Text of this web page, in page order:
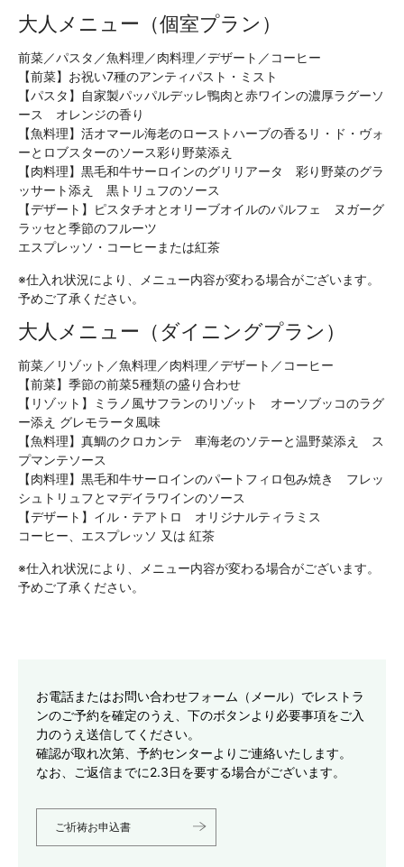
大人メニュー（個室プラン）
前菜／パスタ／魚料理／肉料理／デザート／コーヒー
【前菜】お祝い7種のアンティパスト・ミスト
【パスタ】自家製パッパルデッレ鴨肉と赤ワインの濃厚ラグーソ
ース オレンジの香り
【魚料理】活オマール海老のローストハーブの香るリ・ド・ヴォ
ーとロブスターのソース彩り野菜添え
【肉料理】黒毛和牛サーロインのグリリアータ 彩り野菜のグラ
ッサート添え 黒トリュフのソース
【デザート】ピスタチオとオリーブオイルのパルフェ ヌガーグ
ラッセと季節のフルーツ
エスプレッソ・コーヒーまたは紅茶
※仕入れ状況により、メニュー内容が変わる場合がございます。
予めご了承ください。
大人メニュー（ダイニングプラン）
前菜／リゾット／魚料理／肉料理／デザート／コーヒー
【前菜】季節の前菜5種類の盛り合わせ
【リゾット】ミラノ風サフランのリゾット オーソブッコのラグ
ー添え グレモラータ風味
【魚料理】真鯛のクロカンテ 車海老のソテーと温野菜添え ス
プマンテソース
【肉料理】黒毛和牛サーロインのパートフィロ包み焼き フレッ
シュトリュフとマデイラワインのソース
【デザート】イル・テアトロ オリジナルティラミス
コーヒー、エスプレッソ 又は 紅茶
※仕入れ状況により、メニュー内容が変わる場合がございます。
予めご了承ください。
お電話またはお問い合わせフォーム（メール）でレストラ
ンのご予約を確定のうえ、下のボタンより必要事項をご入
力のうえ送信してください。
確認が取れ次第、予約センターよりご連絡いたします。
なお、ご返信までに2.3日を要する場合がございます。
ご祈祷お申込書